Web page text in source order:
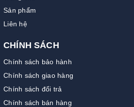
Sản phẩm
Liên hệ
CHÍNH SÁCH
Chính sách bảo hành
Chính sách giao hàng
Chính sách đổi trả
Chính sách bán hàng